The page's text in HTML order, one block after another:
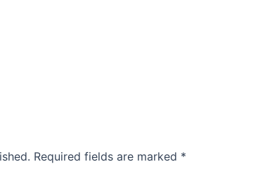
Required fields are marked *